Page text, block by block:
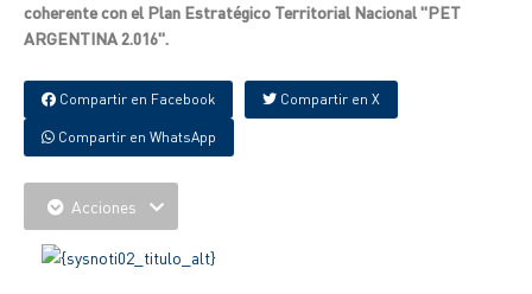
coherente con el Plan Estratégico Territorial Nacional "PET
ARGENTINA 2.016".
Compartir en Facebook Compartir en X
Compartir en WhatsApp
Acciones